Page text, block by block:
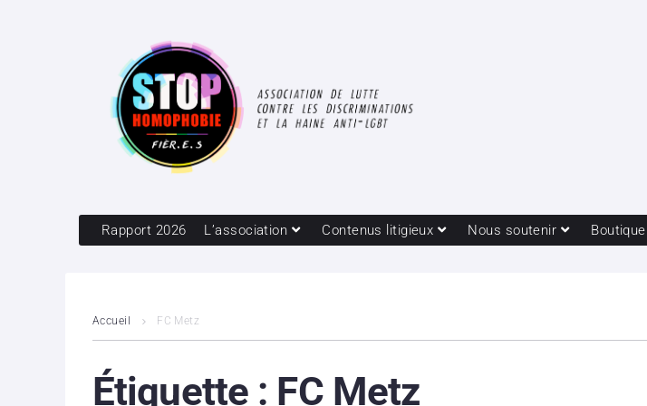
Rapport 2026 L’association Contenus litigieux Nous soutenir Boutique
Accueil FC Metz
Étiquette : FC Metz